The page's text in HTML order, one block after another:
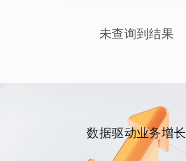
未查询到结果
数据驱动业务增长